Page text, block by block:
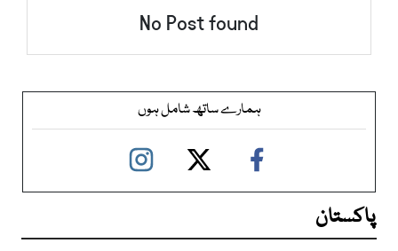
No Post found
ہمارے ساتھ شامل ہوں
پاکستان